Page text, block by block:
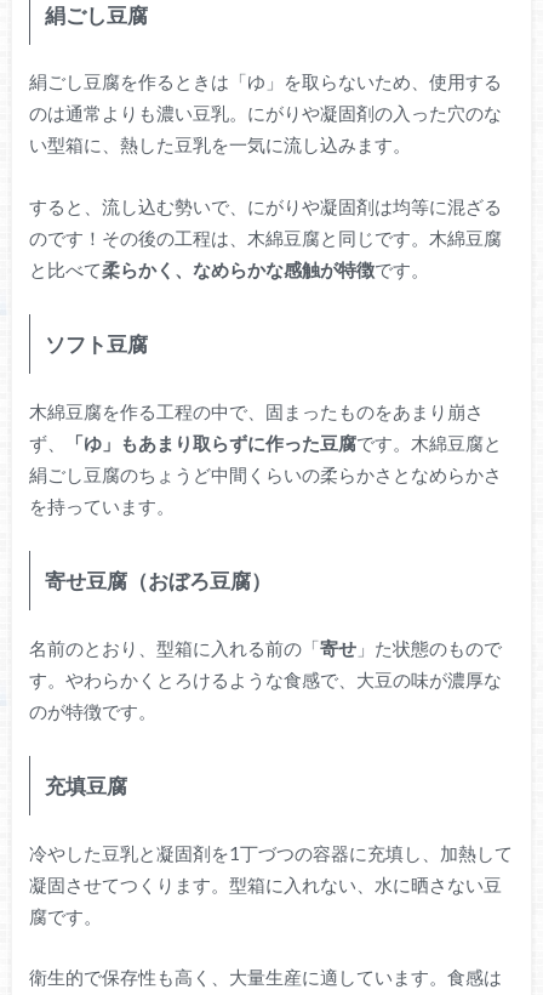
絹ごし豆腐
絹ごし豆腐を作るときは「ゆ」を取らないため、使用する
のは通常よりも濃い豆乳。にがりや凝固剤の入った穴のな
い型箱に、熱した豆乳を一気に流し込みます。
すると、流し込む勢いで、にがりや凝固剤は均等に混ざる
のです！その後の工程は、木綿豆腐と同じです。木綿豆腐
と比べて柔らかく、なめらかな感触が特徴です。
ソフト豆腐
木綿豆腐を作る工程の中で、固まったものをあまり崩さ
ず、
「ゆ」もあまり取らずに作った豆腐です。木綿豆腐と
絹ごし豆腐のちょうど中間くらいの柔らかさとなめらかさ
を持っています。
寄せ豆腐（おぼろ豆腐）
名前のとおり、型箱に入れる前の「寄せ」た状態のもので
す。やわらかくとろけるような食感で、大豆の味が濃厚な
のが特徴です。
充填豆腐
冷やした豆乳と凝固剤を1丁づつの容器に充填し、加熱して
凝固させてつくります。型箱に入れない、水に晒さない豆
腐です。
衛生的で保存性も高く、大量生産に適しています。食感は